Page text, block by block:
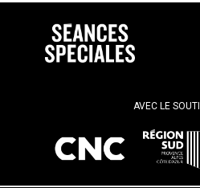
AVEC LE